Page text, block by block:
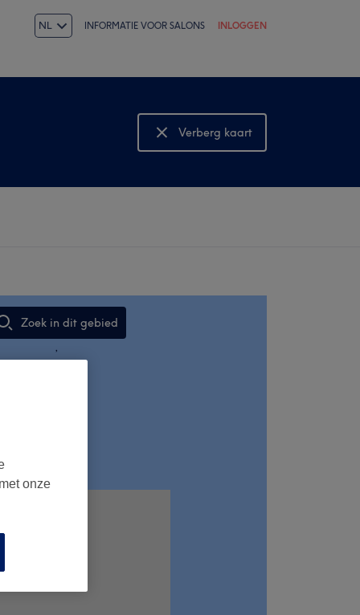
NL INFORMATIE VOOR SALONS INLOGGEN
Verberg kaart
Bekijk kaart
Zoek in dit gebied
,
onze